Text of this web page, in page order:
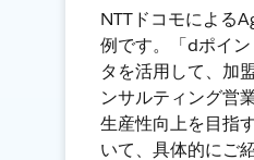
NTTドコモによる
例です。「dポイ
タを活用して、加
ンサルティング営
生産性向上を目指
いて、具体的にご